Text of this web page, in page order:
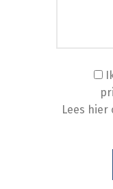
Lees hier